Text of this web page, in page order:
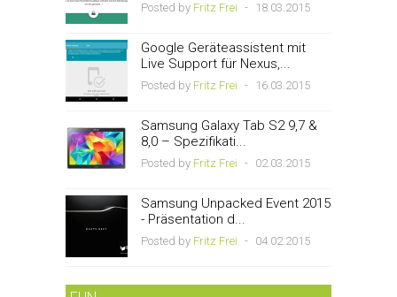
Posted by Fritz Frei - 18.03.2015
Google Geräteassistent mit
Live Support für Nexus,...
Posted by Fritz Frei - 16.03.2015
Samsung Galaxy Tab S2 9,7 &
8,0 – Spezifikati...
Posted by Fritz Frei - 02.03.2015
Samsung Unpacked Event 2015
- Präsentation d...
Posted by Fritz Frei - 04.02.2015